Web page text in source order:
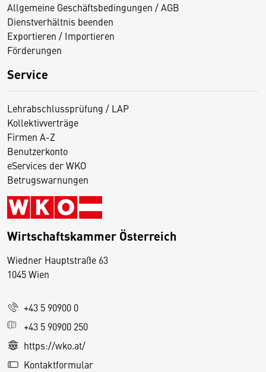
Allgemeine Geschäftsbedingungen / AGB
Dienstverhältnis beenden
Exportieren / Importieren
Förderungen
Service
Lehrabschlussprüfung / LAP
Kollektivverträge
Firmen A-Z
Benutzerkonto
eServices der WKO
Betrugswarnungen
Wirtschaftskammer Österreich
Wiedner Hauptstraße 63
1045 Wien
+43 5 90900 0
+43 5 90900 250
https://wko.at/
Kontaktformular
D
s
e
S
e